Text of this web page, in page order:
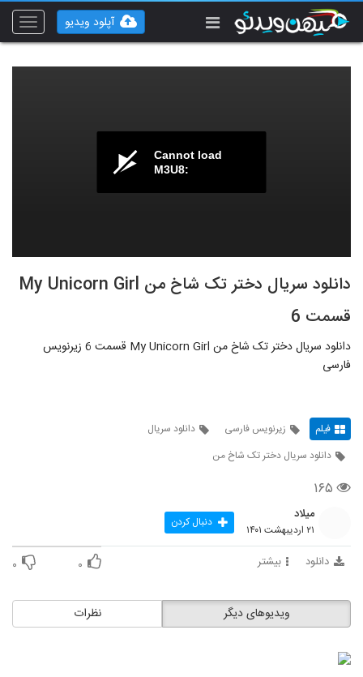
Toggle
آپلود ویدیو
Cannot load
M3U8:
دانلود سریال دختر تک شاخ من My Unicorn Girl
قسمت 6
دانلود سریال دختر تک شاخ من My Unicorn Girl قسمت 6 زیرنویس
فارسی
فیلم زیرنویس فارسی
دانلود سریال
دانلود سریال دختر تک شاخ من
۱۶۵
میلاد
۲۱ اردیبهشت ۱۴۰۱ دنبال کردن
دانلود بیشتر ۰ ۰
نظرات ویدیوهای دیگر